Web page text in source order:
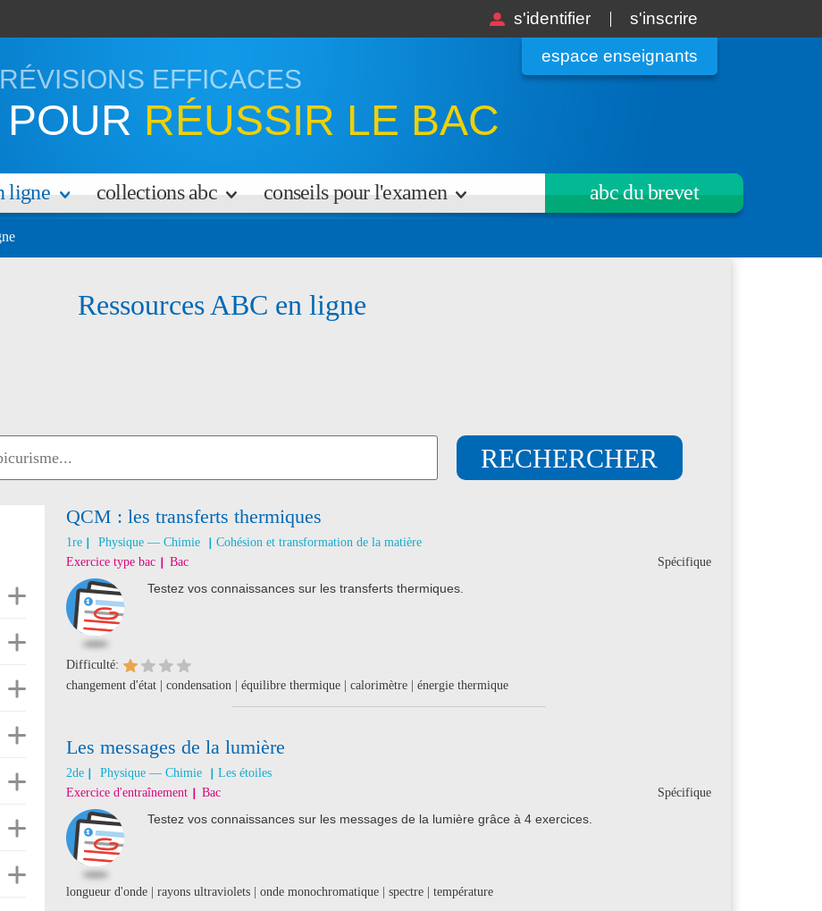
s'identifier
s'inscrire
espace enseignants
EFFICACES
POUR RÉUSSIR LE BAC
ligne collections abc conseils pour l'examen abc du brevet
Ressources ABC en ligne
QCM : les transferts thermiques
1re Physique — Chimie
Cohésion et transformation de la matière
Spécifique
Exercice type bac Bac
Testez vos connaissances sur les transferts thermiques.
Difficulté:
changement d'état | condensation | équilibre thermique | calorimètre | énergie thermique
Les messages de la lumière
2de Physique — Chimie
Les étoiles
Spécifique
Exercice d'entraînement Bac
Testez vos connaissances sur les messages de la lumière grâce à 4 exercices.
longueur d'onde | rayons ultraviolets | onde monochromatique | spectre | température